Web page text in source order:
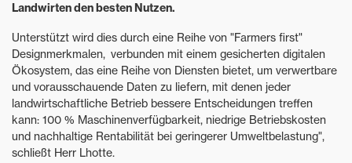
Landwirten den besten Nutzen.
Unterstützt wird dies durch eine Reihe von "Farmers first"
Designmerkmalen, verbunden mit einem gesicherten digitalen
Ökosystem, das eine Reihe von Diensten bietet, um verwertbare
und vorausschauende Daten zu liefern, mit denen jeder
landwirtschaftliche Betrieb bessere Entscheidungen treffen
kann: 100 % Maschinenverfügbarkeit, niedrige Betriebskosten
und nachhaltige Rentabilität bei geringerer Umweltbelastung",
schließt Herr Lhotte.